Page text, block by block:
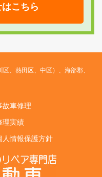
こちら
、熱田区、中区）、海部郡、
故車修理
理実績
人情報保護方針